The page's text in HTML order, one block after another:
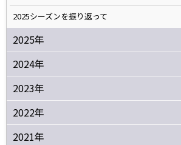
2025シーズンを振り返って
2025年
2024年
2023年
2022年
2021年